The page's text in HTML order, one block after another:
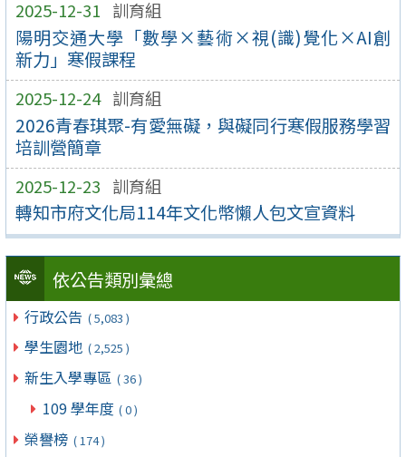
2025-12-31 訓育組
陽明交通大學「數學×藝術×視(識)覺化×AI創
新力」寒假課程
2025-12-24 訓育組
2026青春琪聚-有愛無礙，與礙同行寒假服務學習
培訓營簡章
2025-12-23 訓育組
轉知市府文化局114年文化幣懶人包文宣資料
依公告類別彙總
行政公告 ( 5,083 )
學生園地 ( 2,525 )
新生入學專區 ( 36 )
109 學年度 ( 0 )
榮譽榜 ( 174 )